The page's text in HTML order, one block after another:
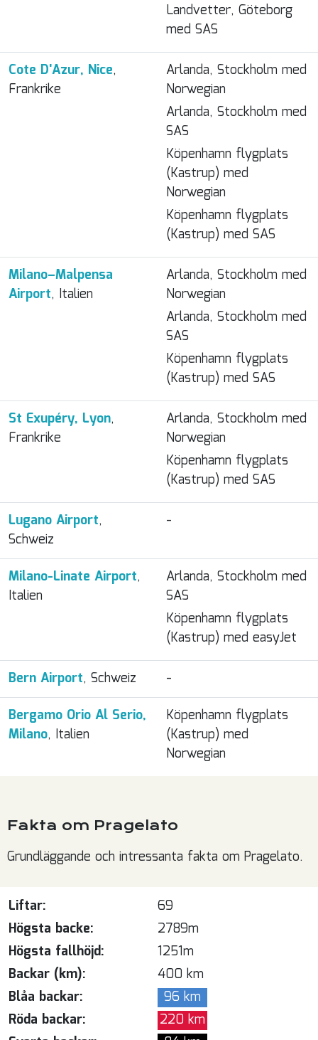
Landvetter, Göteborg
med SAS
Cote D'Azur, Nice,
Frankrike
Arlanda, Stockholm med
Norwegian
Arlanda, Stockholm med
SAS
Köpenhamn flygplats
(Kastrup) med
Norwegian
Köpenhamn flygplats
(Kastrup) med SAS
Milano–Malpensa
Airport, Italien
Arlanda, Stockholm med
Norwegian
Arlanda, Stockholm med
SAS
Köpenhamn flygplats
(Kastrup) med SAS
St Exupéry, Lyon,
Frankrike
Arlanda, Stockholm med
Norwegian
Köpenhamn flygplats
(Kastrup) med SAS
Lugano Airport,
Schweiz
-
Milano-Linate Airport,
Italien
Arlanda, Stockholm med
SAS
Köpenhamn flygplats
(Kastrup) med easyJet
Bern Airport, Schweiz
-
Bergamo Orio Al Serio,
Milano, Italien
Köpenhamn flygplats
(Kastrup) med
Norwegian
Fakta om Pragelato
Grundläggande och intressanta fakta om Pragelato.
Liftar:
69
Högsta backe:
2789m
Högsta fallhöjd:
1251m
Backar (km):
400 km
Blåa backar:
96 km
Röda backar:
220 km